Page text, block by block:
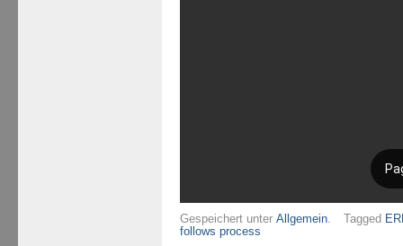
Gespeichert unter Allgemein. Tagged
follows process